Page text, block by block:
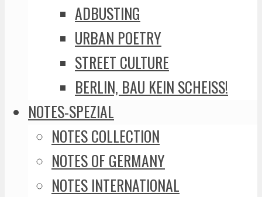
ADBUSTING
URBAN POETRY
STREET CULTURE
BERLIN, BAU KEIN SCHEISS!
NOTES-SPEZIAL
NOTES COLLECTION
NOTES OF GERMANY
NOTES INTERNATIONAL